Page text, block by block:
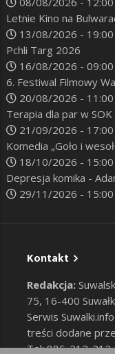
Letnie Kino na
13/08/2026 - 19:00
Pchli Targ 2026
16/08/2026 - 09:00
6. Festiwal Filmowy
20/08/2026 - 11:00
Terapia dla par w SOK
21/09/2026 - 17:00
Komedia „Goło i
18/10/2026 - 15:00
Depresja komika -
29/11/2026 - 15:00
Kontakt
Redakcja:
75, 16-400
Serwis
treści dodane
Tel: 885-212-212